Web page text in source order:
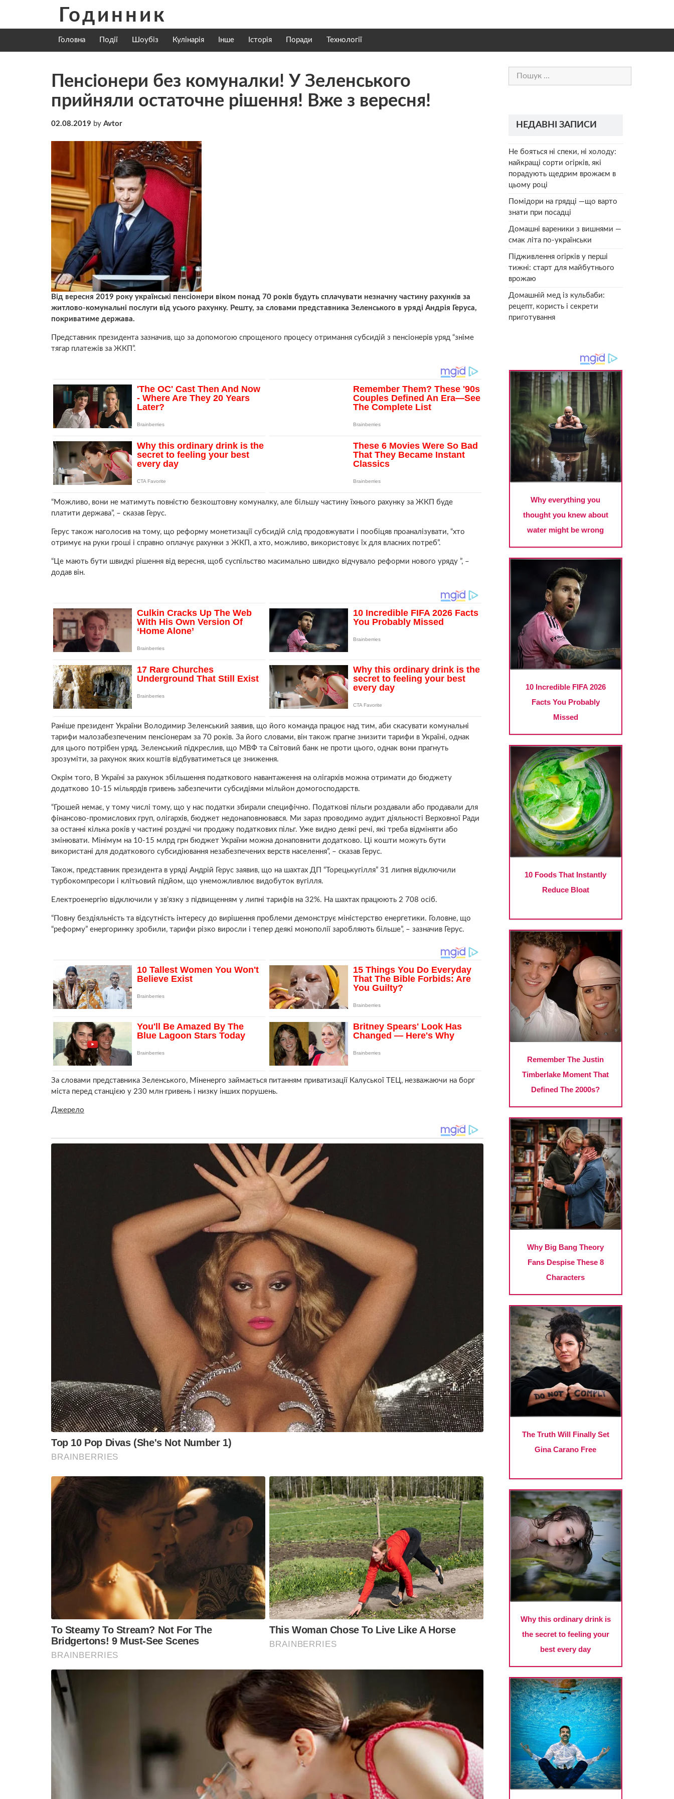
content
Годинник
Головна Події Шоубіз Кулінарія Інше Історія Поради Технології
Пенсіонери без комуналки! У Зеленського
прийняли остаточне рішення! Вже з вересня!
02.08.2019 by Avtor
Від вересня 2019 року українські пенсіонери віком понад 70 років будуть сплачувати незначну частину рахунків за
житлово-комунальні послуги від усього рахунку. Решту, за словами представника Зеленського в уряді Андрія Геруса,
покриватиме держава.
Представник президента зазначив, що за допомогою спрощеного процесу отримання субсидій з пенсіонерів уряд “зніме
тягар платежів за ЖКП”.
“Можливо, вони не матимуть повністю безкоштовну комуналку, але більшу частину їхнього рахунку за ЖКП буде
платити держава”, – сказав Герус.
Герус також наголосив на тому, що реформу монетизації субсидій слід продовжувати і пообіцяв проаналізувати, “хто
отримує на руки гроші і справно оплачує рахунки з ЖКП, а хто, можливо, використовує їх для власних потреб”.
“Це мають бути швидкі рішення від вересня, щоб суспільство масимально швидко відчувало реформи нового уряду ”, –
додав він.
Раніше президент України Володимир Зеленський заявив, що його команда працює над тим, аби скасувати комунальні
тарифи малозабезпеченим пенсіонерам за 70 років. За його словами, він також прагне знизити тарифи в Україні, однак
для цього потрібен уряд. Зеленський підкреслив, що МВФ та Світовий банк не проти цього, однак вони прагнуть
зрозуміти, за рахунок яких коштів відбуватиметься це зниження.
Окрім того, В Україні за рахунок збільшення податкового навантаження на олігархів можна отримати до бюджету
додатково 10-15 мільярдів гривень забезпечити субсидіями мільйон домогосподарств.
“Грошей немає, у тому числі тому, що у нас податки збирали специфічно. Податкові пільги роздавали або продавали для
фінансово-промислових груп, олігархів, бюджет недонаповнювався. Ми зараз проводимо аудит діяльності Верховної Ради
за останні кілька років у частині роздачі чи продажу податкових пільг. Уже видно деякі речі, які треба відміняти або
змінювати. Мінімум на 10-15 млрд грн бюджет України можна донаповнити додатково. Ці кошти можуть бути
використані для додаткового субсидіювання незабезпечених верств населення”, – сказав Герус.
Також, представник президента в уряді Андрій Герус заявив, що на шахтах ДП “Торецькугілля” 31 липня відключили
турбокомпресори і клітьовий підйом, що унеможливлює видобуток вугілля.
Електроенергію відключили у зв’язку з підвищенням у липні тарифів на 32%. На шахтах працюють 2 708 осіб.
“Повну бездіяльність та відсутність інтересу до вирішення проблеми демонструє міністерство енергетики. Головне, що
“реформу” енергоринку зробили, тарифи різко виросли і тепер деякі монополії заробляють більше”, – зазначив Герус.
За словами представника Зеленського, Міненерго займається питанням приватизації Калуської ТЕЦ, незважаючи на борг
міста перед станцією у 230 млн гривень і низку інших порушень.
Джерело
Пошук:
НЕДАВНІ ЗАПИСИ
Не бояться ні спеки, ні холоду:
найкращі сорти огірків, які
порадують щедрим врожаєм в
цьому році
Помідори на грядці —що варто
знати при посадці
Домашні вареники з вишнями —
смак літа по-українськи
Підживлення огірків у перші
тижні: старт для майбутнього
врожаю
Домашній мед із кульбаби:
рецепт, користь і секрети
приготування